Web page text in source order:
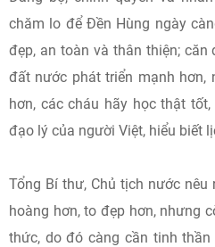
chăm lo để Đền Hùng ngày
đẹp, an toàn và thân thiện; căn
đất nước phát triển mạnh hơn,
hơn, các cháu hãy học thật
đạo lý của người Việt, hiểu biết
Tổng Bí thư, Chủ tịch nước
hoàng hơn, to đẹp hơn, nhưng
thức, do đó càng cần tinh